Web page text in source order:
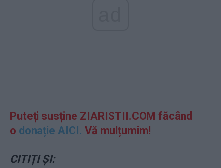
Puteți susține ZIARISTII.COM făcând
o donație AICI. Vă mulțumim!
CITIȚI ȘI: